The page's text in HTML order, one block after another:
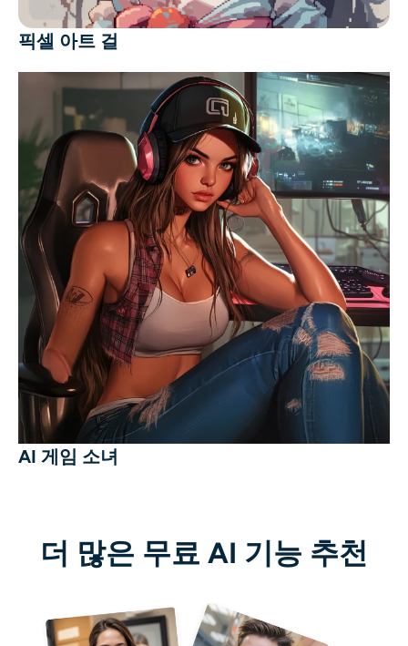
픽셀 아트 걸
AI 게임 소녀
더 많은 무료 AI 기능 추천